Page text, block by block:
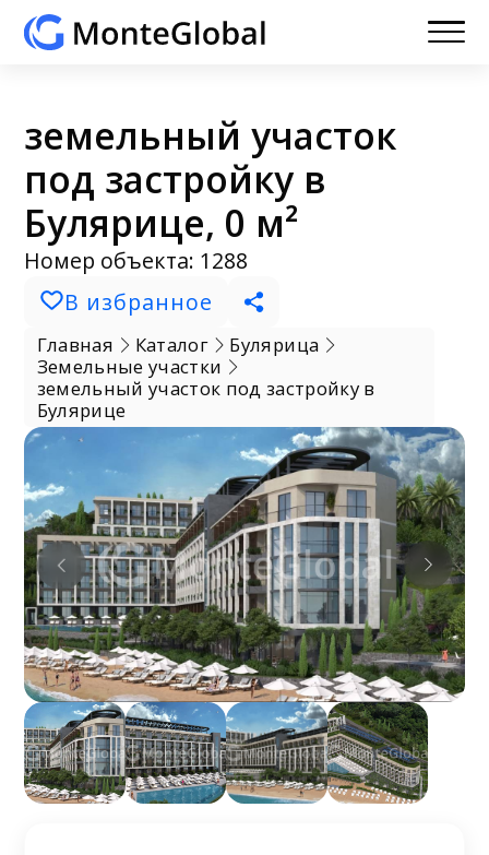
земельный участок
под застройку в
Булярице, 0 м²
Номер объекта: 1288
В избранное
Главная Каталог
Булярица
Земельные участки
земельный участок под застройку в
Булярице